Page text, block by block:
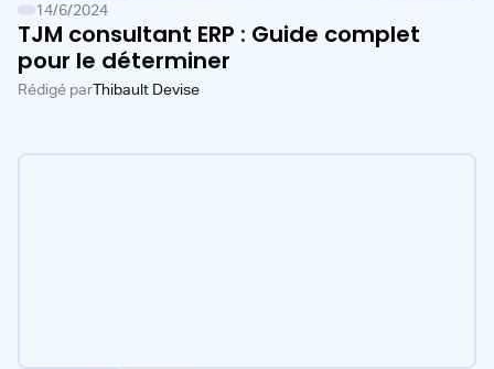
14/6/2024
TJM consultant ERP : Guide complet
pour le déterminer
Rédigé parThibault Devise